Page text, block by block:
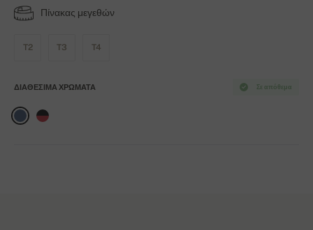
Πίνακας μεγεθών
T2 T3 T4
Σε απόθεμα
ΔΙΑΘΈΣΙΜΑ ΧΡΏΜΑΤΑ